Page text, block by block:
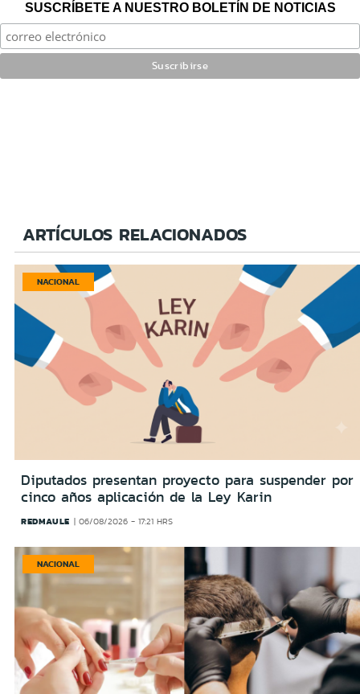
SUSCRÍBETE A NUESTRO BOLETÍN DE NOTICIAS
ARTÍCULOS RELACIONADOS
NACIONAL
Diputados presentan proyecto para suspender por
cinco años aplicación de la Ley Karin
REDMAULE 06/08/2026 - 17:21 HRS
NACIONAL